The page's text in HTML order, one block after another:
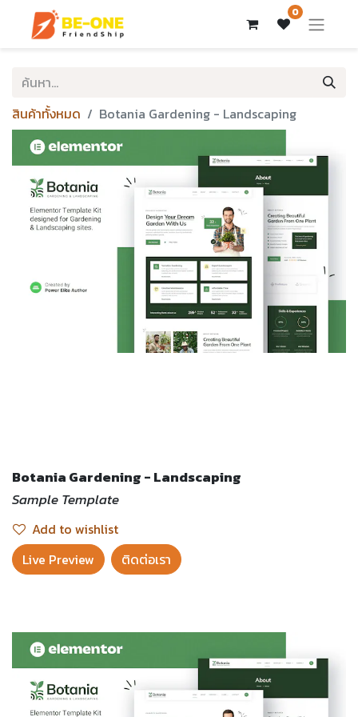
0
สินค้าทั้งหมด Botania Gardening - Landscaping
Botania Gardening - Landscaping
Sample Template
Add to wishlist
Live Preview​
ติดต่อเรา